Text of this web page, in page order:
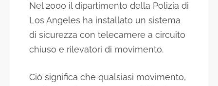
Nel 2000 il dipartimento della Polizia di
Los Angeles ha installato un sistema
di sicurezza con telecamere a circuito
chiuso e rilevatori di movimento.
Ciò significa che qualsiasi movimento,